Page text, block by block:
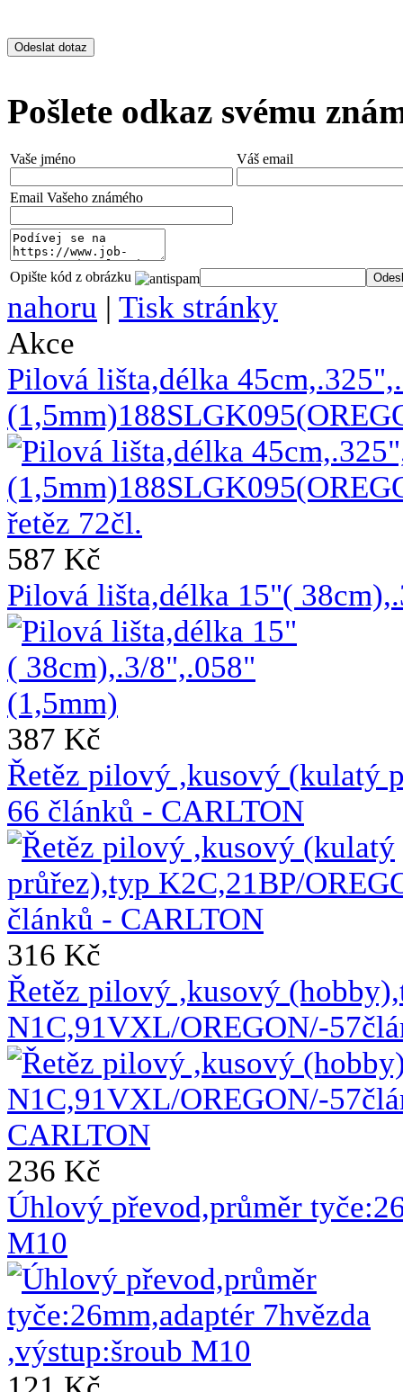
Pošlete odkaz svému
Vaše jméno Váš email
Email Vašeho známého
Opište kód z obrázku
nahoru | Tisk stránky
Akce
Pilová lišta,délka
587 Kč
Pilová lišta,délka 15"(
387 Kč
Řetěz pilový ,kusový (kulatý
66 článků - CARLTON
316 Kč
Řetěz pilový ,kusový
N1C,91VXL/OREGON/-
236 Kč
Úhlový převod,průměr
M10